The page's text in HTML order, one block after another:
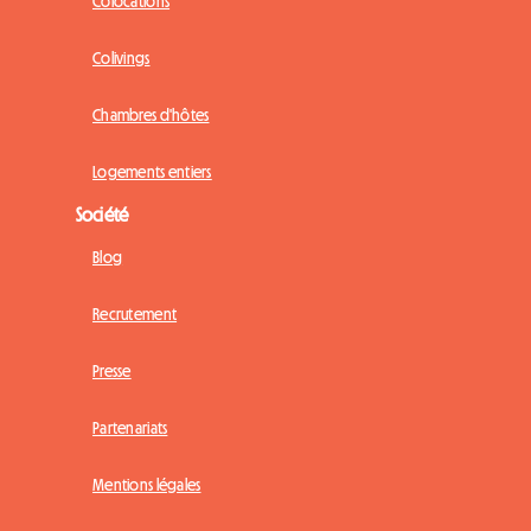
Colivings
Chambres d'hôtes
Logements entiers
Société
Blog
Recrutement
Presse
Partenariats
Mentions légales